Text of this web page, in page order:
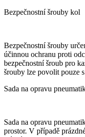
Bezpečnostní šrouby kol
Bezpečnostní šrouby
účinnou ochranu proti
bezpečnostní šroub pro
šrouby lze povolit pouze
Sada na opravu
Sada na opravu
prostor. V případě